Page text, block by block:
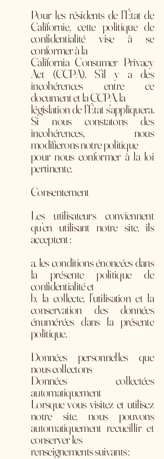
Pour les résidents de l’État de
Californie, cette politique de
confidentialité vise à se
conformer à la
California Consumer Privacy
Act (CCPA). S’il y a des
incohérences entre ce
document et la CCPA, la
législation de l’État s’appliquera.
Si nous constatons des
incohérences, nous
modifierons notre politique
pour nous conformer à la loi
pertinente.
Consentement
Les utilisateurs conviennent
qu’en utilisant notre site, ils
acceptent :
a. les conditions énoncées dans
la présente politique de
confidentialité et
b. la collecte, l’utilisation et la
conservation des données
énumérées dans la présente
politique.
Données personnelles que
nous collectons
Données collectées
automatiquement
Lorsque vous visitez et utilisez
notre site, nous pouvons
automatiquement recueillir et
conserver les
renseignements suivants :